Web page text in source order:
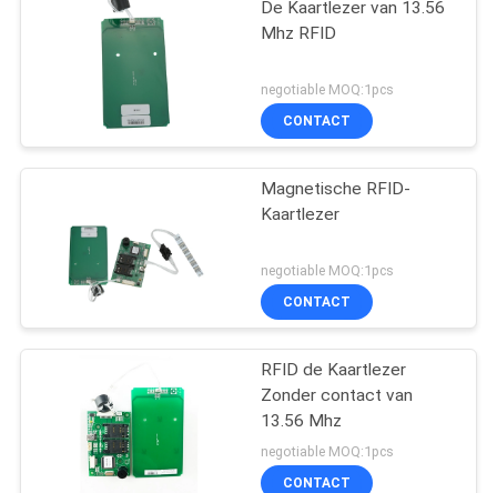
De Kaartlezer van 13.56
Mhz RFID
negotiable MOQ:1pcs
CONTACT
Magnetische RFID-
Kaartlezer
negotiable MOQ:1pcs
CONTACT
RFID de Kaartlezer
Zonder contact van
13.56 Mhz
negotiable MOQ:1pcs
CONTACT